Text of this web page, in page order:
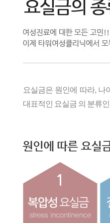
요실금은 원인에 따라, 나
대표적인 요실금 의 분류인